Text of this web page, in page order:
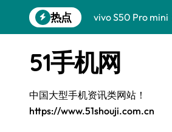
到
热点
vivo S50 Pro mini
小米17 Pro震撼
三星Galaxy Z
S25 Ultra颜值炸
51手机网
中国大型手机资讯类网站！
https://www.51shouji.com.cn